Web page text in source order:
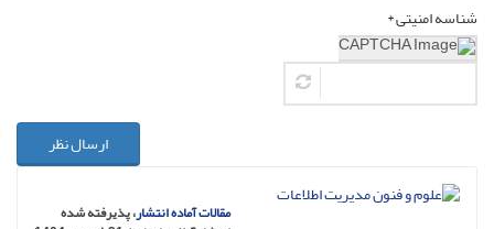
شناسه امنیتی *
ارسال نظر
مقالات آماده انتشار، پذیرفته شده